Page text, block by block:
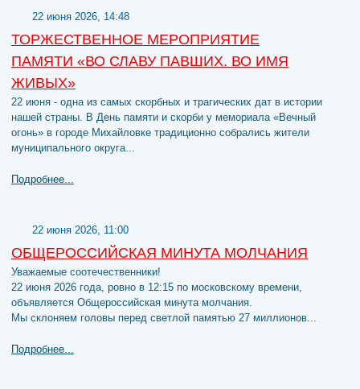
22 июня 2026, 14:48
ТОРЖЕСТВЕННОЕ МЕРОПРИЯТИЕ
ПАМЯТИ «ВО СЛАВУ ПАВШИХ. ВО ИМЯ
ЖИВЫХ»
22 июня - одна из самых скорбных и трагических дат в истории
нашей страны. В День памяти и скорби у мемориала «Вечный
огонь» в городе Михайловке традиционно собрались жители
муниципального округа...
Подробнее...
22 июня 2026, 11:00
ОБЩЕРОССИЙСКАЯ МИНУТА МОЛЧАНИЯ
Уважаемые соотечественники!
22 июня 2026 года, ровно в 12:15 по московскому времени,
объявляется Общероссийская минута молчания.
Мы склоняем головы перед светлой памятью 27 миллионов...
Подробнее...